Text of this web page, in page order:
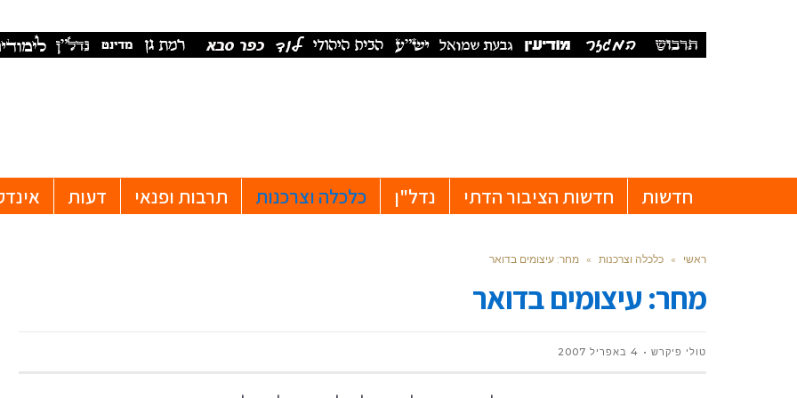
חדשות חדשות הציבור הדתי נדל"ן כלכלה וצרכנות תרבות ופנאי דעות
ראשי » כלכלה וצרכנות » מחר: עיצומים בדואר
מחר: עיצומים בדואר
טולי פיקרש 4 באפריל 2007